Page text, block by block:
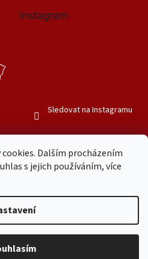
Dalším procházením
s jejich používáním, více
Instagram
Sledovat na Instagramu
. Všechna práva vyhrazena.Upravit
cookies